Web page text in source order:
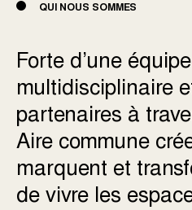
QUI NOUS SOMMES
Forte d’une équipe
multidisciplinaire
partenaires à
Aire commune
marquent et
de vivre les